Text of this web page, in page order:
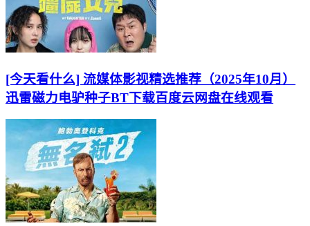
[今天看什么] 流媒体影视精选推荐（2025年10月）
迅雷磁力电驴种子BT下载百度云网盘在线观看